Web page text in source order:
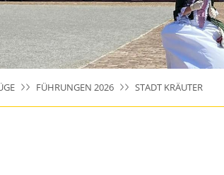
FÜHRUNGEN 2026 STADT KRÄUTER